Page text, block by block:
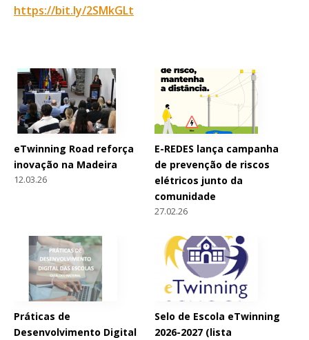
https://bit.ly/2SMkGLt
eTwinning Road reforça
inovação na Madeira
12.03.26
E-REDES lança campanha
de prevenção de riscos
elétricos junto da
comunidade
27.02.26
Práticas de
Desenvolvimento Digital
Selo de Escola eTwinning
2026-2027 (lista